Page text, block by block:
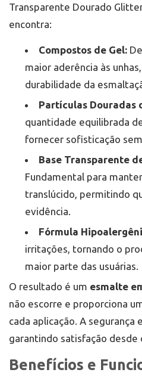
Transparente Dourado
encontra:
Compostos de Gel:
maior aderência às
durabilidade da
Partículas Douradas
quantidade equilibrada
fornecer sofisticação
Base Transparente
Fundamental para
translúcido, permitindo
evidência.
Fórmula
irritações, tornando o
maior parte das usuárias.
O resultado é um esmalte
não escorre e proporciona
cada aplicação. A segurança
garantindo satisfação desde
Benefícios e